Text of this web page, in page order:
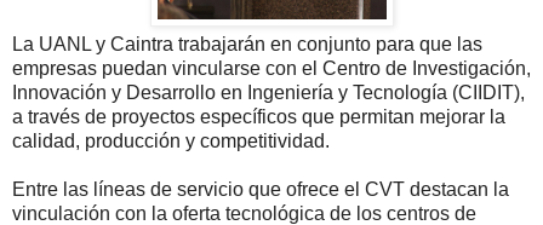
La UANL y Caintra trabajarán en conjunto para que las
empresas puedan vincularse con el Centro de Investigación,
Innovación y Desarrollo en Ingeniería y Tecnología (CIIDIT),
a través de proyectos específicos que permitan mejorar la
calidad, producción y competitividad.
Entre las líneas de servicio que ofrece el CVT destacan la
vinculación con la oferta tecnológica de los centros de